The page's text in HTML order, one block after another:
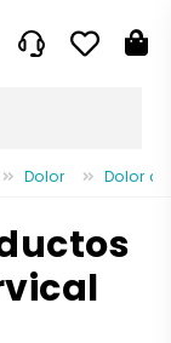
Dolor Dolor